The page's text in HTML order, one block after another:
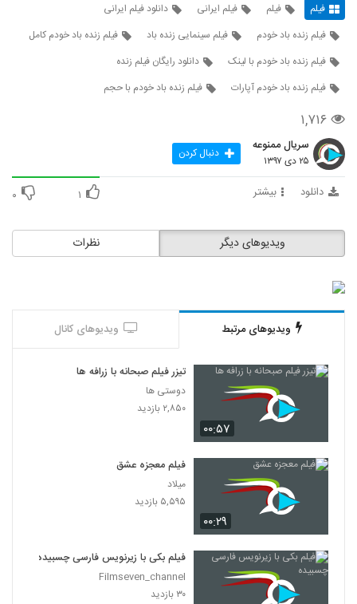
فیلم فیلم فیلم ایرانی
دانلود فیلم ایرانی
فیلم زنده باد خودم
فیلم سینمایی زنده باد
فیلم زنده باد خودم کامل
فیلم زنده باد خودم با لینک
دانلود رایگان فیلم زنده
فیلم زنده باد خودم آپارات
فیلم زنده باد خودم با حجم
۱,۷۱۶
سریال ممنوعه
۲۵ دی ۱۳۹۷ دنبال کردن
دانلود بیشتر ۱ ۰
نظرات ویدیوهای دیگر
ویدیوهای مرتبط ویدیوهای کانال
۰۰:۵۷
تیزر فیلم صبحانه با زرافه ها
دوستی ها
۲,۸۵۰ بازدید
۰۰:۲۹
فیلم معجزه عشق
میلاد
۵,۵۹۵ بازدید
فیلم بکی با زیرنویس فارسی چسبیده
Filmseven_channel
۳۰ بازدید